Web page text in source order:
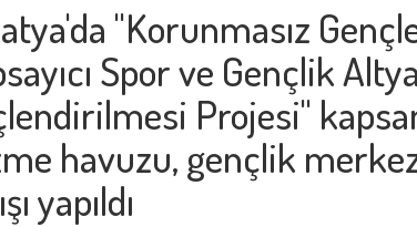
"Korunmasız
Spor ve Gençlik
Projesi"
havuzu, gençlik
yapıldı